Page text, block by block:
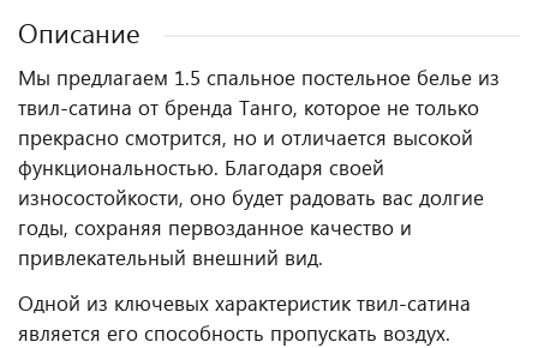
Описание
Мы предлагаем 1.5 спальное постельное белье из
твил-сатина от бренда Танго, которое не только
прекрасно смотрится, но и отличается высокой
функциональностью. Благодаря своей
износостойкости, оно будет радовать вас долгие
годы, сохраняя первозданное качество и
привлекательный внешний вид.
Одной из ключевых характеристик твил-сатина
является его способность пропускать воздух.